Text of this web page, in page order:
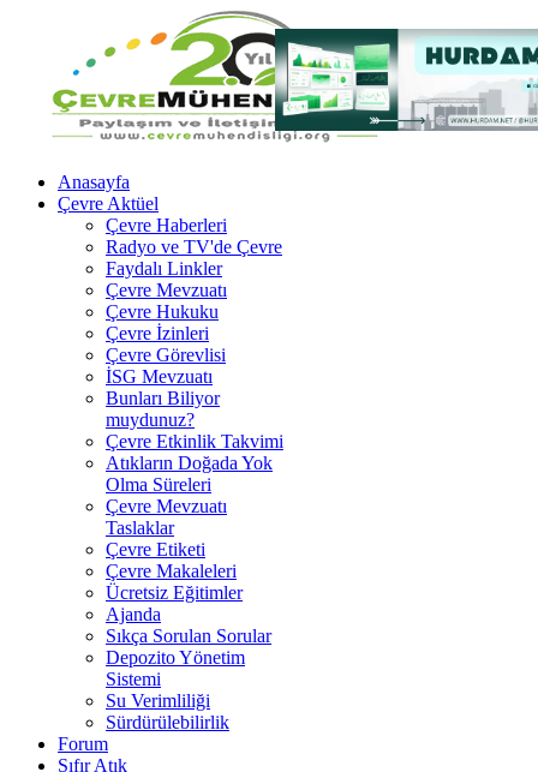
Anasayfa
Çevre Aktüel
Çevre Haberleri
Radyo ve TV'de Çevre
Faydalı Linkler
Çevre Mevzuatı
Çevre Hukuku
Çevre İzinleri
Çevre Görevlisi
İSG Mevzuatı
Bunları Biliyor
muydunuz?
Çevre Etkinlik Takvimi
Atıkların Doğada Yok
Olma Süreleri
Çevre Mevzuatı
Taslaklar
Çevre Etiketi
Çevre Makaleleri
Ücretsiz Eğitimler
Ajanda
Sıkça Sorulan Sorular
Depozito Yönetim
Sistemi
Su Verimliliği
Sürdürülebilirlik
Forum
Sıfır Atık